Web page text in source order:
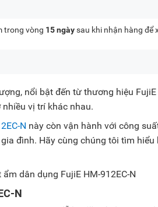
trong vòng 15 ngàysau khi nhận hàng để
nổi bật đến từ thương hiệu
vị trí khác nhau.
N này còn vận hành với công
đình. Hãy cùng chúng tôi tìm hiểu
N